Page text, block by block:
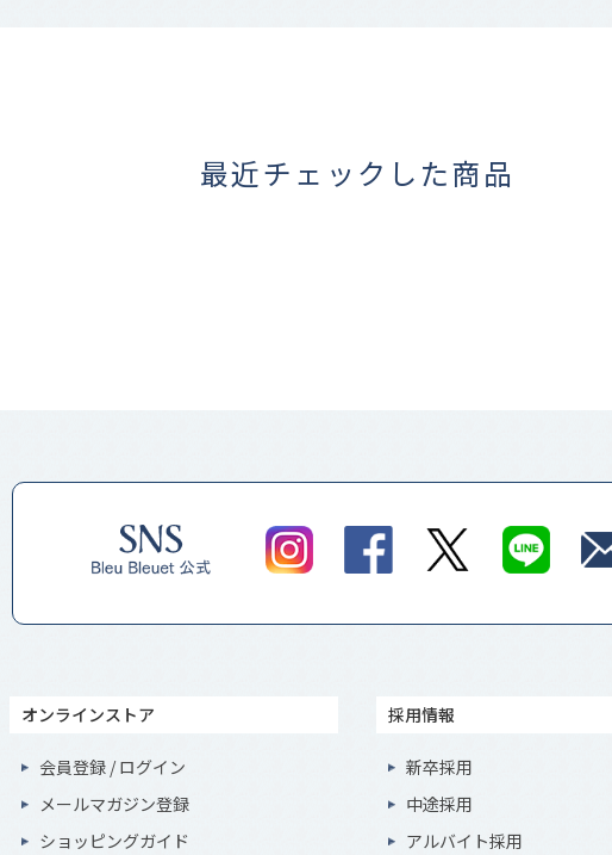
最近チェックした商品
オンラインストア
会員登録 / ログイン
メールマガジン登録
ショッピングガイド
採用情報
新卒採用
中途採用
アルバイト採用